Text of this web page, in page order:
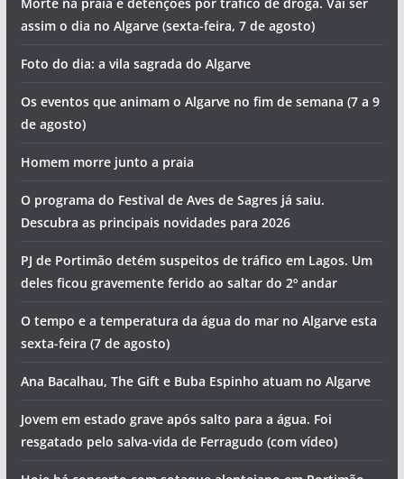
Odiáxere recebe Festival de Folclore
Algarve
Hoje há concerto dos D.A.M.A no Algarve
assim o dia no Algarve (sexta-feira, 7 de agosto)
Os eventos que animam o Algarve no fim de semana (7 a 9
Homem morre junto a praia
O programa do Festival de Aves de Sagres já saiu.
PJ de Portimão detém suspeitos de tráfico em Lagos. Um